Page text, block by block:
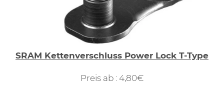
SRAM Kettenverschluss Power Lock T-Type
Preis ab : 4,80€